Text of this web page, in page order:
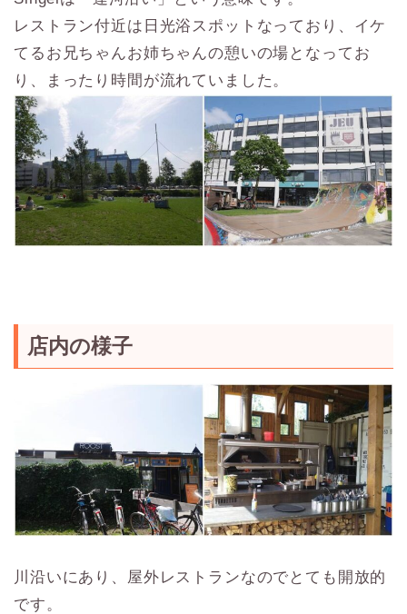
レストラン付近は日光浴スポットなっており、イケ
てるお兄ちゃんお姉ちゃんの憩いの場となってお
り、まったり時間が流れていました。
店内の様子
川沿いにあり、屋外レストランなのでとても開放的
です。